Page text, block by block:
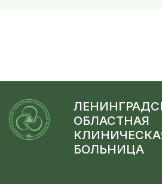
ОБЛАСТНАЯ
БОЛЬНИЦА